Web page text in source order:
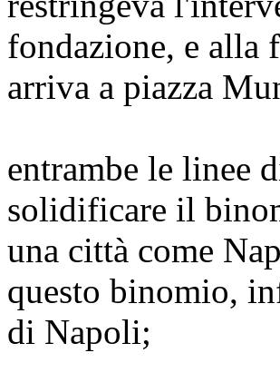
fondazione, e alla
arriva a piazza
entrambe le linee
solidificare il
una città come
questo binomio,
di Napoli;